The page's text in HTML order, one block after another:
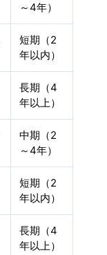
～4年）
短期（2
年以内）
長期（4
年以上）
中期（2
～4年）
短期（2
年以内）
長期（4
年以上）